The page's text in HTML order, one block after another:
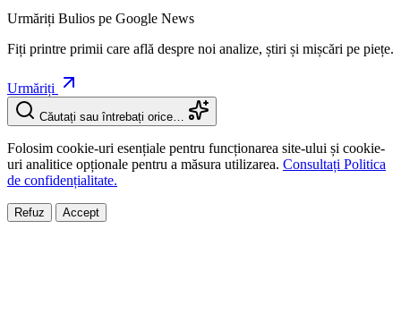
Urmăriți Bulios pe Google News
Fiți printre primii care află despre noi analize, știri și mișcări pe piețe.
Urmăriți
Căutați sau întrebați orice…
Folosim cookie-uri esențiale pentru funcționarea site-ului și cookie-
uri analitice opționale pentru a măsura utilizarea. Consultați Politica
de confidențialitate.
Refuz Accept